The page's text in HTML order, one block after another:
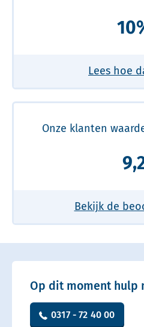
Lees hoe
Onze klanten
Bekijk de
Op dit moment hulp
0317 - 72 40 00